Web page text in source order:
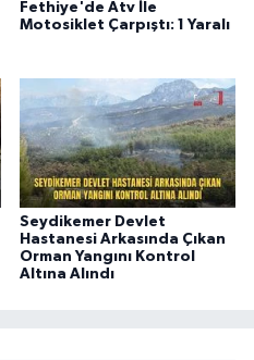
Fethiye'de Atv İle
Motosiklet Çarpıştı: 1 Yaralı
Seydikemer Devlet
Hastanesi Arkasında Çıkan
Orman Yangını Kontrol
Altına Alındı